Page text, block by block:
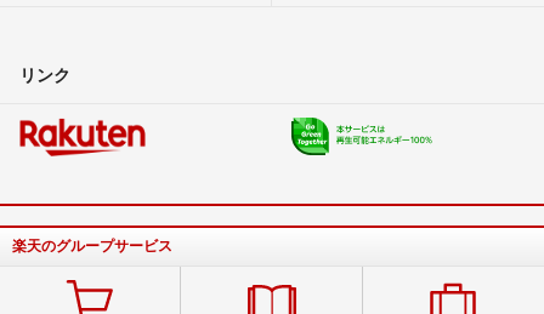
リンク
楽天のグループサービス